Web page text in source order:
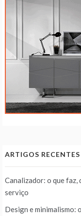
ARTIGOS RECENTES
Canalizador: o que faz,
serviço
Design e minimalismo: